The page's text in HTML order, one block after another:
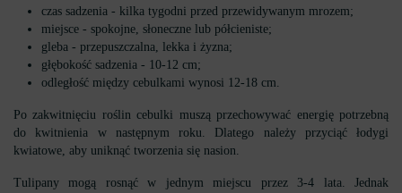
czas sadzenia - kilka tygodni przed przewidywanym mrozem;
miejsce - spokojne, słoneczne lub półcieniste;
gleba - przepuszczalna, lekka i żyzna;
głębokość sadzenia - 10-12 cm;
odległość między cebulkami wynosi 12-18 cm.
Po zakwitnięciu roślin cebulki muszą przechowywać energię potrzebną
do kwitnienia w następnym roku. Dlatego należy przyciąć łodygi
kwiatowe, aby uniknąć tworzenia się nasion.
Tulipany mogą rosnąć w jednym miejscu przez 3-4 lata. Jednak